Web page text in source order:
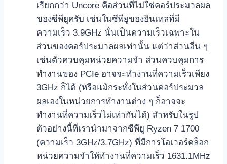
เรียกกว่า Uncore คือส่วนที่ไม่ใช่คอร์ประมวลผล
ของซีพียูครับ เช่นในซีพียูของอินเทลที่มี
ความเร็ว 3.9GHz นั่นเป็นความเร็วเฉพาะใน
ส่วนของคอร์ประมวลผลเท่านั้น แต่ว่าส่วนอื่น ๆ
เช่นตัวควบคุมหน่วยความจำ ส่วนควบคุมการ
ทำงานของ PCIe อาจจะทำงานที่ความเร็วเพียง
3GHz ก็ได้ (หรือแม้กระทั่งในส่วนคอร์ประมวล
ผลเองในหน่วยการทำงานต่าง ๆ ก็อาจจะ
ทำงานที่ความเร็วไม่เท่ากันได้) สำหรับในรูป
ตัวอย่างนี้ที่เรานำมาจากซีพียู Ryzen 7 1700
(ความเร็ว 3GHz/3.7GHz) ที่มีการโอเวอร์คล็อก
หน่วยความจำให้ทำงานที่ความเร็ว 1631.1MHz